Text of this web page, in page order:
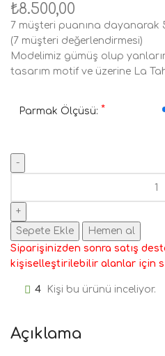
₺8.500,00
7 müşteri puanına dayanarak
(7 müşteri değerlendirmesi)
Modelimiz gümüş olup
tasarım motif ve üzerine La
Parmak Ölçüsü: *
Sepete Ekle
Hemen al
Siparişinizden sonra satış
kişiselleştirilebilir alanlar için
4 Kişi bu ürünü inceliyor.
Açıklama